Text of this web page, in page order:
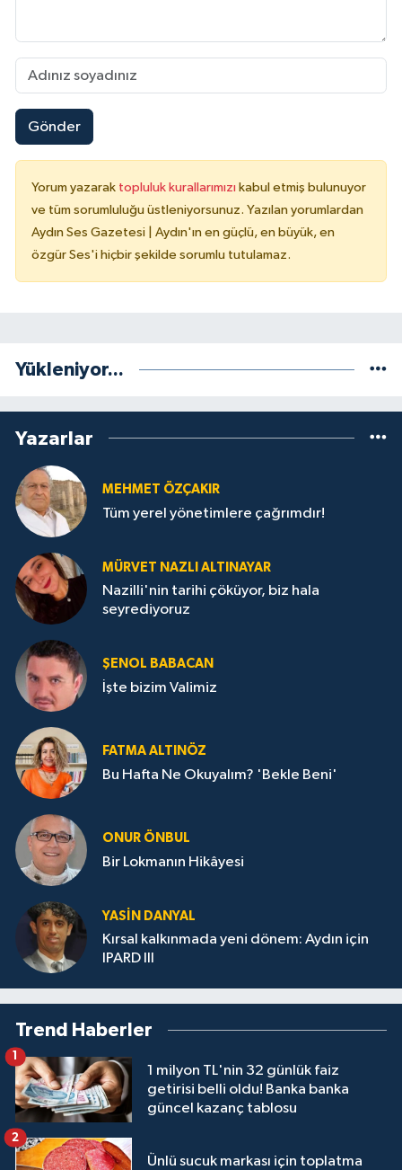
Gönder
Yorum yazarak topluluk kurallarımızı kabul etmiş bulunuyor
ve tüm sorumluluğu üstleniyorsunuz. Yazılan yorumlardan
Aydın Ses Gazetesi | Aydın'ın en güçlü, en büyük, en
özgür Ses'i hiçbir şekilde sorumlu tutulamaz.
Yükleniyor...
Yazarlar
MEHMET ÖZÇAKIR
Tüm yerel yönetimlere çağrımdır!
MÜRVET NAZLI ALTINAYAR
Nazilli'nin tarihi çöküyor, biz hala
seyrediyoruz
ŞENOL BABACAN
İşte bizim Valimiz
FATMA ALTINÖZ
Bu Hafta Ne Okuyalım? 'Bekle Beni'
ONUR ÖNBUL
Bir Lokmanın Hikâyesi
YASIN DANYAL
Kırsal kalkınmada yeni dönem: Aydın için
IPARD III
Trend Haberler
1 milyon TL'nin 32 günlük faiz
getirisi belli oldu! Banka banka
güncel kazanç tablosu
1
Ünlü sucuk markası için toplatma
2